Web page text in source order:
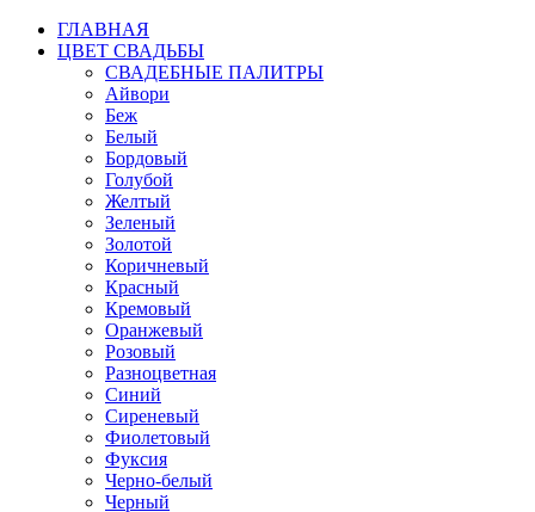
ГЛАВНАЯ
ЦВЕТ СВАДЬБЫ
СВАДЕБНЫЕ ПАЛИТРЫ
Айвори
Беж
Белый
Бордовый
Голубой
Желтый
Зеленый
Золотой
Коричневый
Красный
Кремовый
Оранжевый
Розовый
Разноцветная
Синий
Сиреневый
Фиолетовый
Фуксия
Черно-белый
Черный